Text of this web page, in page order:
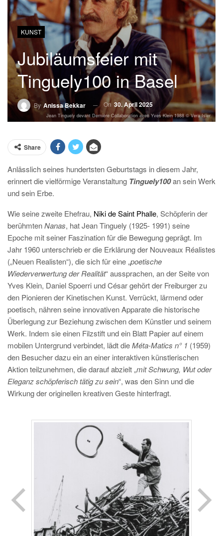
KUNST
Jubiläumsfeier mit
Tinguely100 in Basel
ByAnissa Bekkar On 30. April 2025
Jean Tinguely devant Dernière Collaboration avec Yves Klein 1988 © Vera Isler
Share
Anlässlich seines hundertsten Geburtstags in diesem Jahr,
erinnert die vielförmige Veranstaltung Tinguely100an sein Werk
und sein Erbe.
Wie seine zweite Ehefrau, Niki de Saint Phalle, Schöpferin der
berühmtenNanas, hat Jean Tinguely (1925- 1991) seine
Epoche mit seiner Faszination für die Bewegung geprägt. Im
Jahr 1960 unterschrieb er die Erklärung der Nouveaux Réalistes
(„Neuen Realisten“), die sich für eine „poetische
Wiederverwertung der Realität“ aussprachen, an der Seite von
Yves Klein, Daniel Spoerri und César gehört der Freiburger zu
den Pionieren der Kinetischen Kunst. Verrückt, lärmend oder
poetisch, nähren seine innovativen Apparate die historische
Überlegung zur Beziehung zwischen dem Künstler und seinem
Werk. Indem sie einen Filzstift und ein Blatt Papier auf einem
mobilen Untergrund verbindet, lädt dieMéta-Matics n° 1 (1959)
den Besucher dazu ein an einer interaktiven künstlerischen
Aktion teilzunehmen, die darauf abzielt „mit Schwung, Wut oder
Eleganz schöpferisch tätig zu sein“, was den Sinn und die
Wirkung der originellen kreativen Geste hinterfragt.